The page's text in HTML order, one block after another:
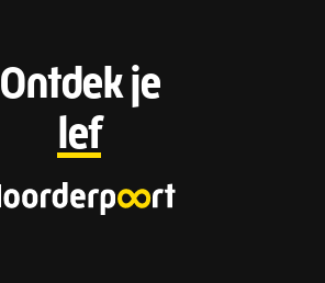
F
o
o
Ontdek je
lef